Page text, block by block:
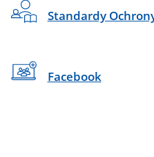
Standardy
Facebook